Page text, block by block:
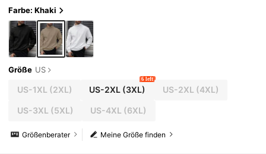
Farbe: Khaki
Größe US
US-1XL (2XL) US-2XL (3XL)
6 left
US-2XL (4XL)
US-3XL (5XL) US-4XL (6XL)
Meine Größe finden
Größenberater